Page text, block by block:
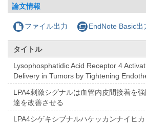
論文情報
ファイル出力 EndNote Basic出
タイトル
Lysophosphatidic Acid Receptor 4
Delivery in Tumors by Tightening
LPA4刺激シグナルは血管内皮間接着を
達を改善させる
LPA4シゲキシブナルハケッカンナイヒ